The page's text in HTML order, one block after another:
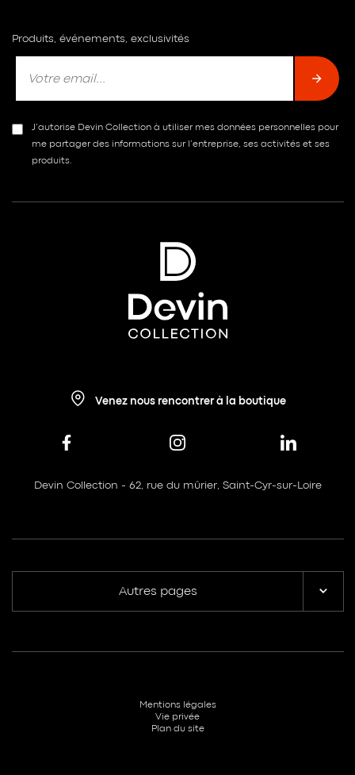
Produits, événements, exclusivités
J’autorise Devin Collection à utiliser mes données personnelles pour
me partager des informations sur l’entreprise, ses activités et ses
produits.
Venez nous rencontrer à la boutique
Devin Collection - 62, rue du mûrier, Saint-Cyr-sur-Loire
Autres pages
Mentions légales
Vie privée
Plan du site